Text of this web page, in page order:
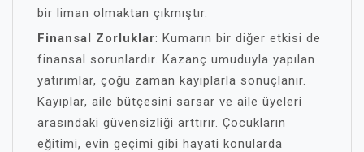
bir liman olmaktan çıkmıştır.
Finansal Zorluklar: Kumarın bir diğer etkisi de
finansal sorunlardır. Kazanç umuduyla yapılan
yatırımlar, çoğu zaman kayıplarla sonuçlanır.
Kayıplar, aile bütçesini sarsar ve aile üyeleri
arasındaki güvensizliği arttırır. Çocukların
eğitimi, evin geçimi gibi hayati konularda